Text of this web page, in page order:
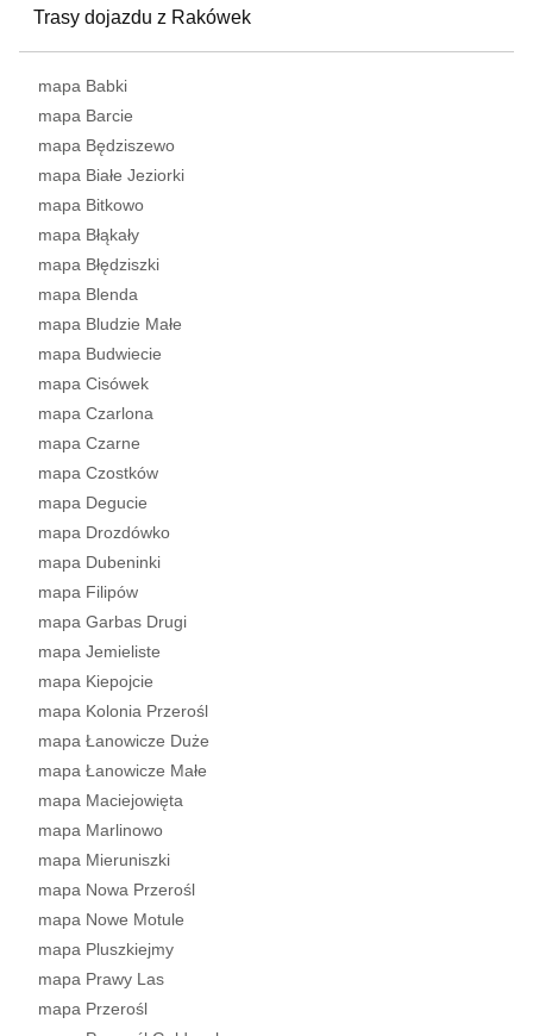
Trasy dojazdu z Rakówek
mapa Babki
mapa Barcie
mapa Będziszewo
mapa Białe Jeziorki
mapa Bitkowo
mapa Błąkały
mapa Błędziszki
mapa Blenda
mapa Bludzie Małe
mapa Budwiecie
mapa Cisówek
mapa Czarlona
mapa Czarne
mapa Czostków
mapa Degucie
mapa Drozdówko
mapa Dubeninki
mapa Filipów
mapa Garbas Drugi
mapa Jemieliste
mapa Kiepojcie
mapa Kolonia Przerośl
mapa Łanowicze Duże
mapa Łanowicze Małe
mapa Maciejowięta
mapa Marlinowo
mapa Mieruniszki
mapa Nowa Przerośl
mapa Nowe Motule
mapa Pluszkiejmy
mapa Prawy Las
mapa Przerośl